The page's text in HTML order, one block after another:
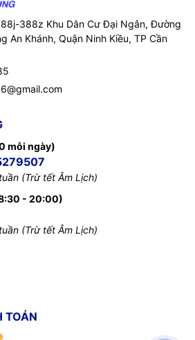
388z Khu Dân Cư Đại Ngân, Đường
An Khánh, Quận Ninh Kiều, TP Cần
mỗi ngày)
(Trừ tết Âm Lịch)
- 20:00)
(Trừ tết Âm Lịch)
TOÁN